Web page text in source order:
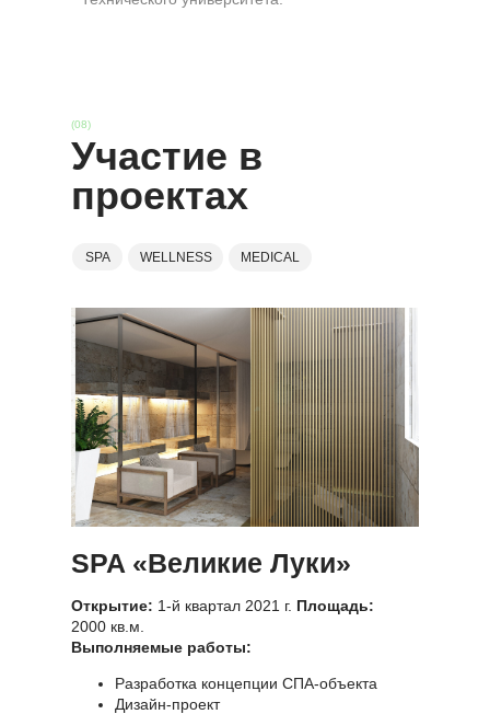
SPA «Великие Луки»
Открытие: 1-й квартал 2021 г. Площадь:
2000 кв.м.
Выполняемые работы:
Разработка концепции СПА-объекта
Дизайн-проект
Участие в
проектах
(08)
SPA MEDICAL
WELLNESS